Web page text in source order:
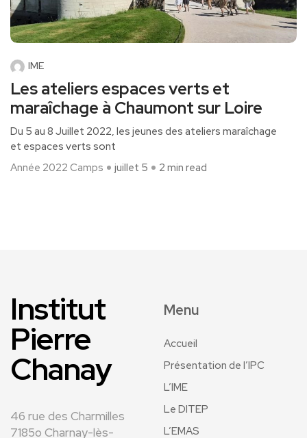
IME
Les ateliers espaces verts et
maraîchage à Chaumont sur Loire
Du 5 au 8 Juillet 2022, les jeunes des ateliers maraîchage
et espaces verts sont
Année 2022 Camps juillet 5 2 min read
Institut
Pierre
Chanay
46 rue des Charmilles
7185o Charnay-lès-
Menu
Accueil
Présentation de l’IPC
L’IME
Le DITEP
L’EMAS